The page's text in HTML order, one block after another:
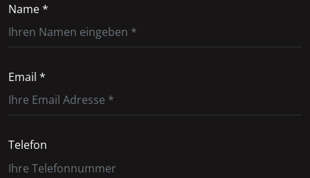
Name *
Email *
Telefon